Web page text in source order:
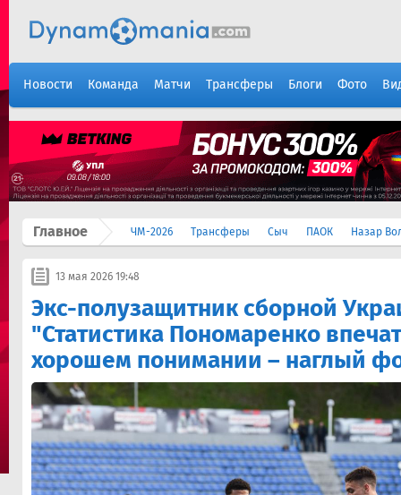
Новости Команда Матчи Трансферы Блоги Фото
Главное ЧМ-2026 Трансферы Сыч ПАОК Назар
13 мая 2026 19:48
Экс-полузащитник сборной
"Статистика Пономаренко
хорошем понимании – наглый